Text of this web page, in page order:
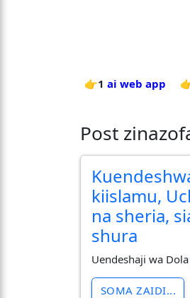
👉1 ai web app
Post
kiislamu,
na sheria,
shura
Uendeshaji wa
SOMA ZAIDI...